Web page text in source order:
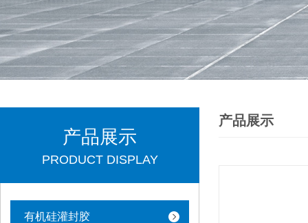
产品展示
PRODUCT DISPLAY
有机硅灌封胶
产品展示